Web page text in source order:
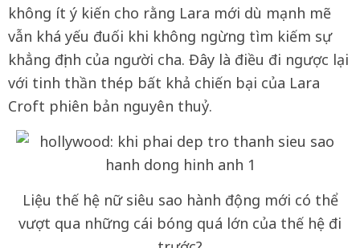
không ít ý kiến cho rằng Lara mới dù mạnh mẽ
vẫn khá yếu đuối khi không ngừng tìm kiếm sự
khẳng định của người cha. Đây là điều đi ngược lại
với tinh thần thép bất khả chiến bại của Lara
Croft phiên bản nguyên thuỷ.
Liệu thế hệ nữ siêu sao hành động mới có thể
vượt qua những cái bóng quá lớn của thế hệ đi